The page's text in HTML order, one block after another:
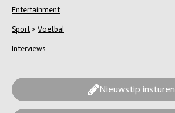
Entertainment
Sport > Voetbal
Interviews
Nieuwstip insturen